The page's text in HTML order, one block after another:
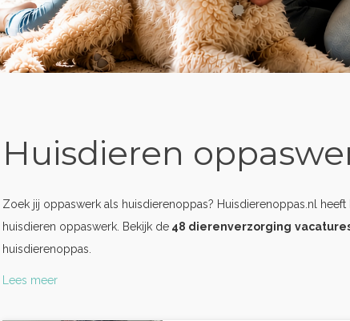
Huisdieren
Zoek jij oppaswerk als huisdierenoppas? Huisdierenoppas.nl
huisdieren oppaswerk. Bekijk de 48 dierenverzorging
huisdierenoppas.
Lees meer